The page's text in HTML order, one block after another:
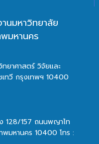
นมหาวิทยาลัย
มหานคร
ยาศาสตร์ วิจัยและ
ทวี กรุงเทพฯ 10400
128/157 ถนนพญาไท
พมหานคร 10400 โทร :